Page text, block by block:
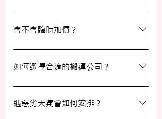
是的，我們會為客戶提供包裝物料。如有需
要，請隨時與我們的客戶服務員查詢。
會不會臨時加價？
我們的報價透明，會根據您提供的物品清單
提供合理預算，絕無隱藏費用。除非搬運當
約定的費用。
如何選擇合適的搬運公司？
選擇一間合適的搬運公司非常重要，建議您
選擇經驗豐富、提供專業服務且預算合理的
遇惡劣天氣會如何安排？